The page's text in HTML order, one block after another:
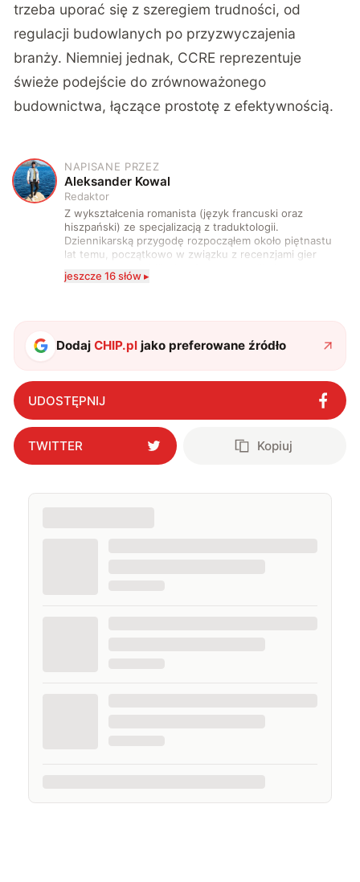
trzeba uporać się z szeregiem trudności, od
regulacji budowlanych po przyzwyczajenia
branży. Niemniej jednak, CCRE reprezentuje
świeże podejście do zrównoważonego
budownictwa, łączące prostotę z efektywnością.
A
NAPISANE PRZEZ
Aleksander Kowal
Redaktor
Z wykształcenia romanista (język francuski oraz
hiszpański) ze specjalizacją z traduktologii.
Dziennikarską przygodę rozpocząłem około piętnastu
lat temu, początkowo w związku z recenzjami gier
komputerowych i filmów. Obecnie publikuję
zdecydowanie częściej na tematy związane z nauką
także uprawiać oraz oglądać sport.
jeszcze 16 słów ▸
DodajCHIP.pl jako preferowane źródło
UDOSTĘPNIJ
TWITTER Kopiuj